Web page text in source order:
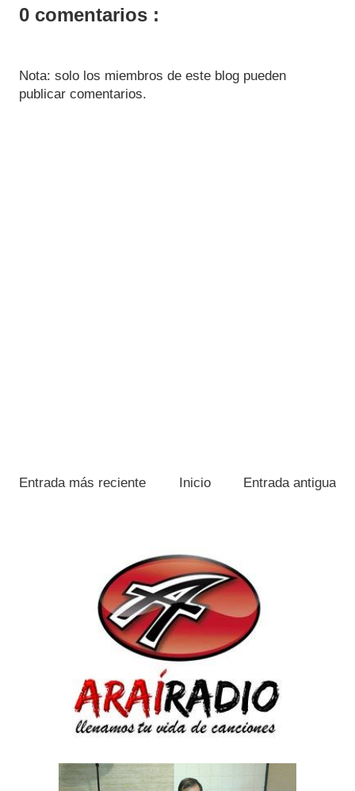
0 comentarios :
Nota: solo los miembros de este blog pueden
publicar comentarios.
Entrada más reciente Entrada antigua
Inicio